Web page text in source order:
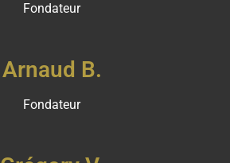
Fondateur
Arnaud B.
Fondateur